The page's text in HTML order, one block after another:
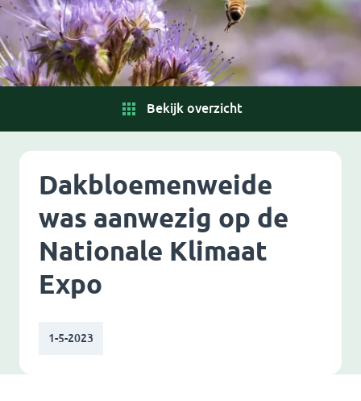
Bekijk overzicht
Dakbloemenweide
was aanwezig op de
Nationale Klimaat
Expo
1-5-2023